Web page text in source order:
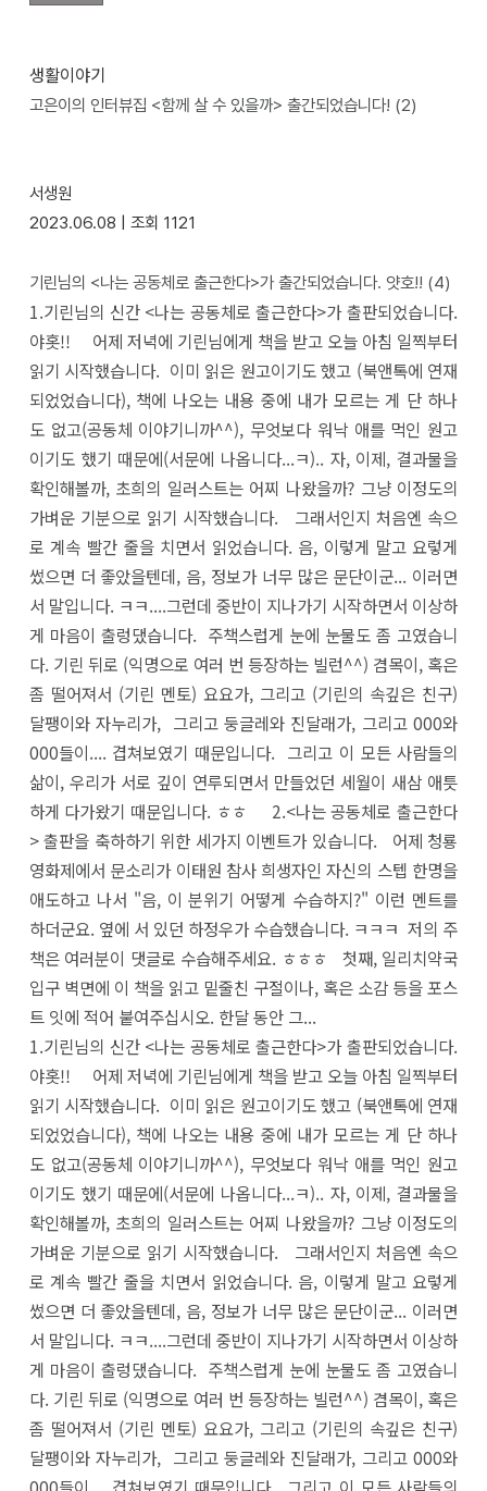
생활이야기
고은이의 인터뷰집 <함께 살 수 있을까> 출간되었습니다! (2)
서생원
2023.06.08 |
조회 1121
기린님의 <나는 공동체로 출근한다>가 출간되었습니다. 얏호!! (4)
1.기린님의 신간 <나는 공동체로 출근한다>가 출판되었습니다.
야홋!! 어제 저녁에 기린님에게 책을 받고 오늘 아침 일찍부터
읽기 시작했습니다. 이미 읽은 원고이기도 했고 (북앤톡에 연재
되었었습니다), 책에 나오는 내용 중에 내가 모르는 게 단 하나
도 없고(공동체 이야기니까^^), 무엇보다 워낙 애를 먹인 원고
이기도 했기 때문에(서문에 나옵니다...ㅋ).. 자, 이제, 결과물을
확인해볼까, 초희의 일러스트는 어찌 나왔을까? 그냥 이정도의
가벼운 기분으로 읽기 시작했습니다. 그래서인지 처음엔 속으
로 계속 빨간 줄을 치면서 읽었습니다. 음, 이렇게 말고 요렇게
썼으면 더 좋았을텐데, 음, 정보가 너무 많은 문단이군... 이러면
서 말입니다. ㅋㅋ....그런데 중반이 지나가기 시작하면서 이상하
게 마음이 출렁댔습니다. 주책스럽게 눈에 눈물도 좀 고였습니
다. 기린 뒤로 (익명으로 여러 번 등장하는 빌런^^) 겸목이, 혹은
좀 떨어져서 (기린 멘토) 요요가, 그리고 (기린의 속깊은 친구)
달팽이와 자누리가, 그리고 둥글레와 진달래가, 그리고 000와
000들이.... 겹쳐보였기 때문입니다. 그리고 이 모든 사람들의
삶이, 우리가 서로 깊이 연루되면서 만들었던 세월이 새삼 애틋
하게 다가왔기 때문입니다. ㅎㅎ 2.<나는 공동체로 출근한다
> 출판을 축하하기 위한 세가지 이벤트가 있습니다. 어제 청룡
영화제에서 문소리가 이태원 참사 희생자인 자신의 스텝 한명을
애도하고 나서 "음, 이 분위기 어떻게 수습하지?" 이런 멘트를
하더군요. 옆에 서 있던 하정우가 수습했습니다. ㅋㅋㅋ 저의 주
책은 여러분이 댓글로 수습해주세요. ㅎㅎㅎ 첫째, 일리치약국
입구 벽면에 이 책을 읽고 밑줄친 구절이나, 혹은 소감 등을 포스
트 잇에 적어 붙여주십시오. 한달 동안 그...
1.기린님의 신간 <나는 공동체로 출근한다>가 출판되었습니다.
야홋!! 어제 저녁에 기린님에게 책을 받고 오늘 아침 일찍부터
읽기 시작했습니다. 이미 읽은 원고이기도 했고 (북앤톡에 연재
되었었습니다), 책에 나오는 내용 중에 내가 모르는 게 단 하나
도 없고(공동체 이야기니까^^), 무엇보다 워낙 애를 먹인 원고
이기도 했기 때문에(서문에 나옵니다...ㅋ).. 자, 이제, 결과물을
확인해볼까, 초희의 일러스트는 어찌 나왔을까? 그냥 이정도의
가벼운 기분으로 읽기 시작했습니다. 그래서인지 처음엔 속으
로 계속 빨간 줄을 치면서 읽었습니다. 음, 이렇게 말고 요렇게
썼으면 더 좋았을텐데, 음, 정보가 너무 많은 문단이군... 이러면
서 말입니다. ㅋㅋ....그런데 중반이 지나가기 시작하면서 이상하
게 마음이 출렁댔습니다. 주책스럽게 눈에 눈물도 좀 고였습니
다. 기린 뒤로 (익명으로 여러 번 등장하는 빌런^^) 겸목이, 혹은
좀 떨어져서 (기린 멘토) 요요가, 그리고 (기린의 속깊은 친구)
달팽이와 자누리가, 그리고 둥글레와 진달래가, 그리고 000와